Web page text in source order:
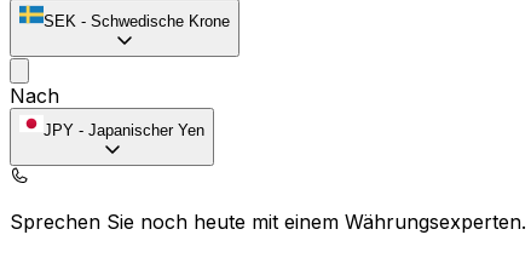
SEK - Schwedische Krone
Nach
JPY - Japanischer Yen
Sprechen Sie noch heute mit einem Währungsexperten.